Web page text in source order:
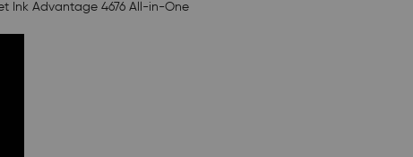
Ink Advantage 4676 All-in-One